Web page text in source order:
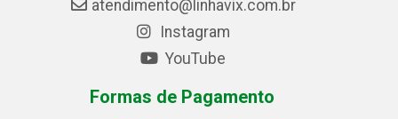
atendimento@linhavix.com.br
Instagram
YouTube
Formas de Pagamento